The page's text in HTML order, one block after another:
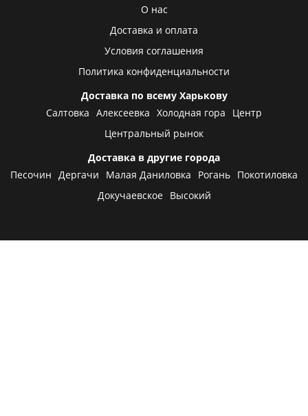
О нас
Доставка и оплата
Условия соглашения
Политика конфиденциальности
Доставка по всему Харькову
Салтовка Алексеевка Холодная гора
Центр
Центральный рынок
Доставка в другие города
Песочин Дергачи Малая Даниловка Рогань Покотиловка
Докучаевское
Высокий